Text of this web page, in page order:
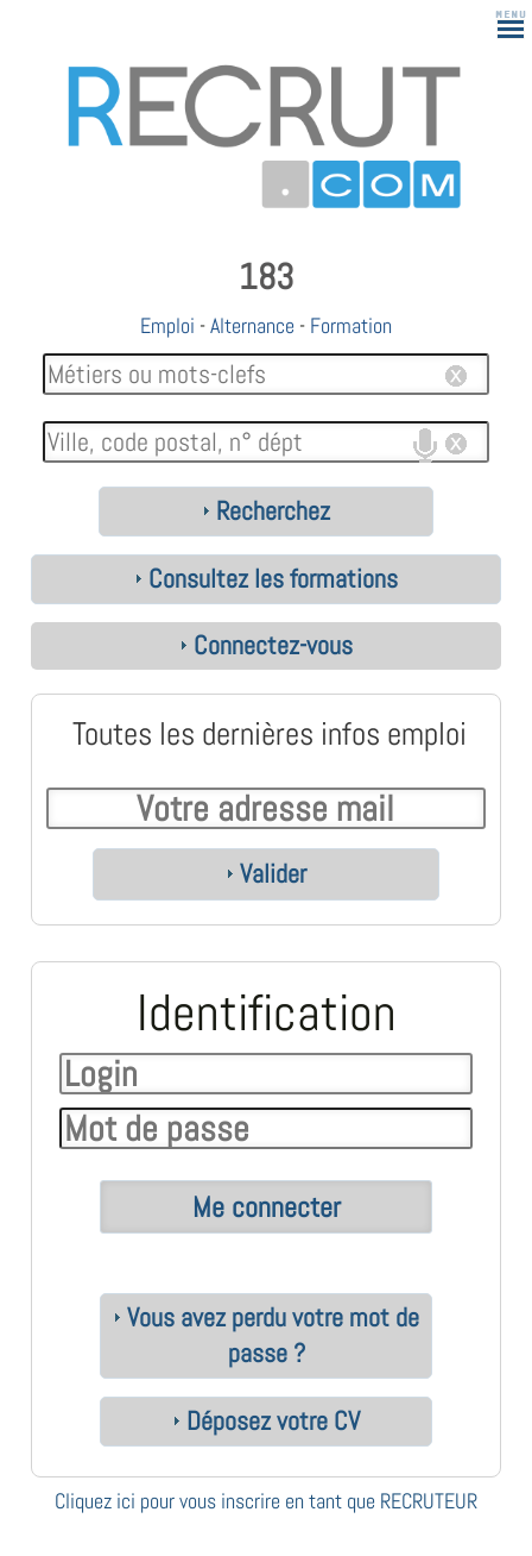
183
Emploi -Alternance - Formation
Recherchez
Consultez les formations
Connectez-vous
Toutes les dernières infos emploi
Valider
Identification
Vous avez perdu votre mot de
passe ?
Déposez votre CV
Cliquez ici pour vous inscrire en tant que RECRUTEUR